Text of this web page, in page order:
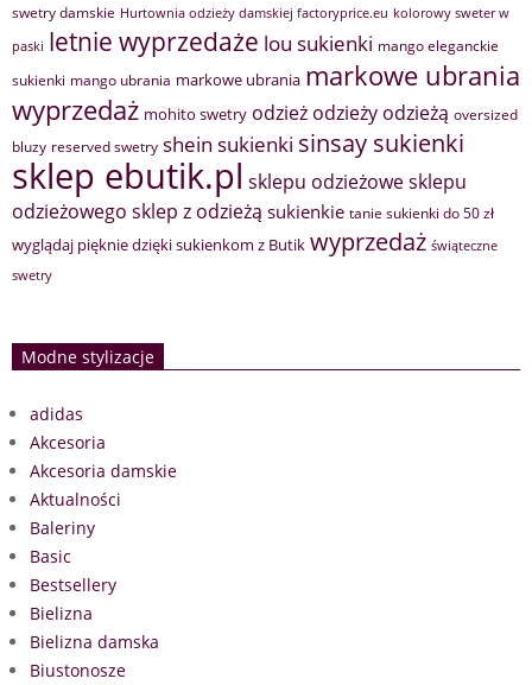
swetry damskie Hurtownia odzieży damskiej factoryprice.eu kolorowy sweter w
paski letnie wyprzedaże lou sukienki mango eleganckie
sukienki mango ubrania markowe ubrania markowe ubrania
wyprzedaż mohito swetry odzież odzieży odzieżą oversized
bluzy reserved swetry shein sukienki sinsay sukienki
sklep ebutik.pl sklepu odzieżowesklepu
odzieżowego sklep z odzieżą sukienkie tanie sukienki do 50 zł
wyglądaj pięknie dzięki sukienkom z Butik wyprzedaż świąteczne
swetry
Modne stylizacje
adidas
Akcesoria
Akcesoria damskie
Aktualności
Baleriny
Basic
Bestsellery
Bielizna
Bielizna damska
Biustonosze